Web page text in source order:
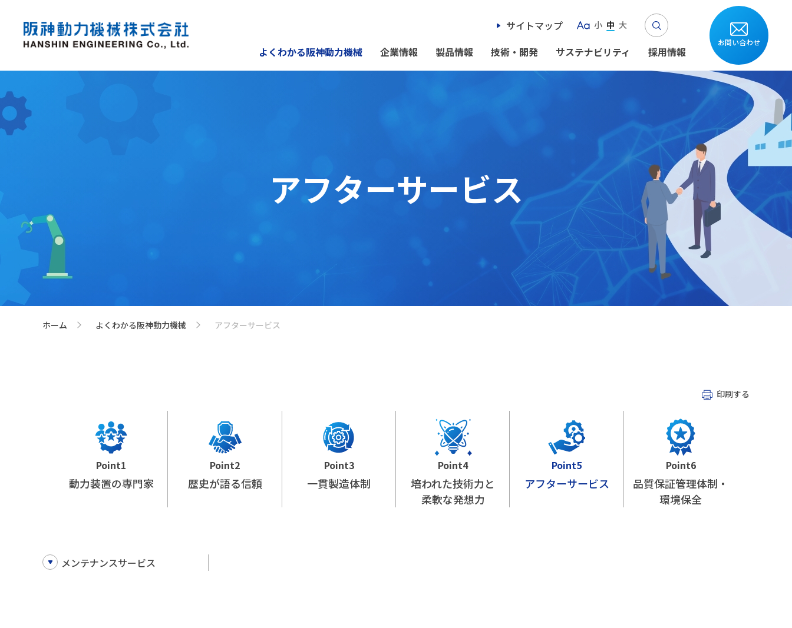
サイトマップ 小 中 大
よくわかる阪神動力機械 企業情報 製品情報 技術・開発 サステナビリティ 採用情報
お問い合わせ
アフターサービス
ホーム よくわかる阪神動力機械 アフターサービス
印刷する
Point1
動力装置の専門家
Point2
歴史が語る信頼
Point3
一貫製造体制
Point4
培われた技術力と
柔軟な発想力
Point5
アフターサービス
Point6
品質保証管理体制・
環境保全
メンテナンスサービス